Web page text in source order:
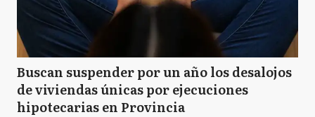
Buscan suspender por un año los desalojos
de viviendas únicas por ejecuciones
hipotecarias en Provincia